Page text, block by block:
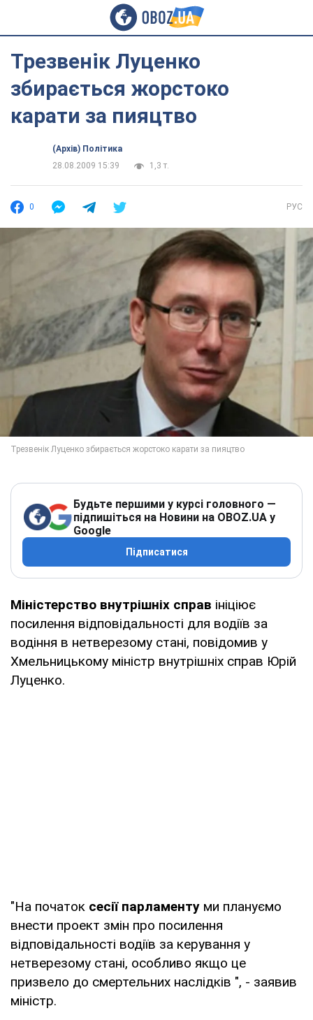
Трезвенік Луценко
збирається жорстоко
карати за пияцтво
(Архів) Політика
28.08.2009 15:39
1,3 т.
0 РУС
Будьте першими у курсі головного —
підпишіться на Новини на OBOZ.UA у
Google
Підписатися
Міністерство внутрішніх справ ініціює
посилення відповідальності для водіїв за
водіння в нетверезому стані, повідомив у
Хмельницькому міністр внутрішніх справ Юрій
Луценко.
"На початок сесії парламенту ми плануємо
внести проект змін про посилення
відповідальності водіїв за керування у
нетверезому стані, особливо якщо це
призвело до смертельних наслідків ", - заявив
міністр.